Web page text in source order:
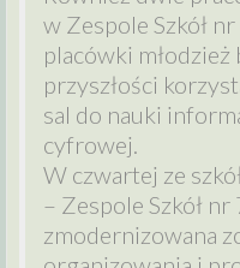
w Zespole Szkół
placówki młodzież
przyszłości
sal do nauki
cyfrowej.
W czwartej ze
– Zespole Szkół
zmodernizowana